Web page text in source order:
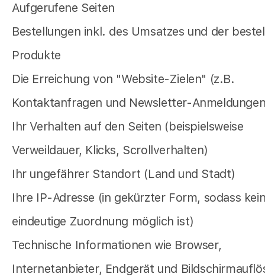
Aufgerufene Seiten
Bestellungen inkl. des Umsatzes und der
Produkte
Die Erreichung von "Website-Zielen" (z.B.
Kontaktanfragen und Newsletter-
Ihr Verhalten auf den Seiten (beispielsweise
Verweildauer, Klicks, Scrollverhalten)
Ihr ungefährer Standort (Land und Stadt)
Ihre IP-Adresse (in gekürzter Form, sodass
eindeutige Zuordnung möglich ist)
Technische Informationen wie Browser,
Internetanbieter, Endgerät und